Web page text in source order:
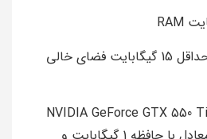
: حداقل 15 گیگابایت فضای خالی
: NVIDIA GeForce GTX 550